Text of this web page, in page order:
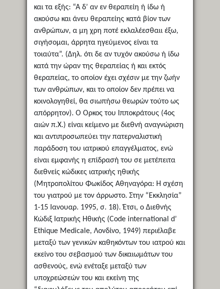
και τα εξής: “Α δ’ αν εν θεραπείη ή ίδω ή
ακούσω και άνευ θεραπείης κατά βίον των
ανθρώπων, α μη χρη ποτέ εκλαλέεσθαιι έξω,
σιγήσομαι, άρρητα ηγεύμενος είναι τα
τοιαύτα”. (Δηλ. ότι δε αν τυχόν ακούσω ή ίδω
κατά την ώραν της θεραπείας ή και εκτός
θεραπείας, το οποίον έχει σχέσιν με την ζωήν
των ανθρώπων, και το οποίον δεν πρέπει να
κοινολογηθεί, θα σιωπήσω θεωρών τούτο ως
απόρρητον). Ο Όρκος του Ιπποκράτους (4ος
αιών π.Χ.) είναι κείμενο με διεθνή αναγνώριση
και αντιπροσωπεύει την πατερναλιστική
παράδοση του ιατρικού επαγγέλματος, ενώ
είναι εμφανής η επίδρασή του σε μετέπειτα
διεθνείς κώδικες ιατρικής ηθικής
(Μητροπολίτου Φωκίδος Αθηναγόρα: Η σχέση
του γιατρού με τον άρρωστο. Στην “Εκκλησία”
1-15 Ιανουαρ. 1995, σ. 18). Έτσι, ο Διεθνής
Κώδιξ Ιατρικής Ηθικής (Code international d’
Ethique Medicale, Λονδίνο, 1949) περιέλαβε
μεταξύ των γενικών καθηκόντων του ιατρού και
εκείνο του σεβασμού των δικαιωμάτων του
ασθενούς, ενώ ενέταξε μεταξύ των
υποχρεώσεών του και εκείνη της